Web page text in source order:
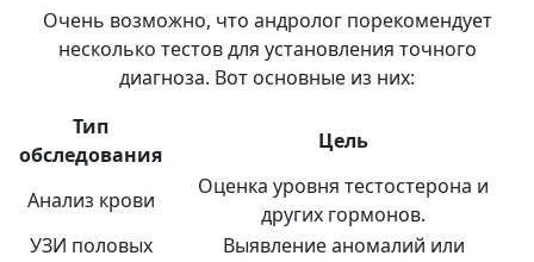
Очень возможно, что андролог порекомендует
несколько тестов для установления точного
диагноза. Вот основные из них:
Тип
обследования
Цель
Анализ крови
Оценка уровня тестостерона и
других гормонов.
УЗИ половых
Выявление аномалий или